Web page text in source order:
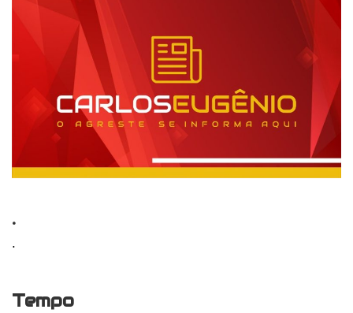
.
.
Tempo